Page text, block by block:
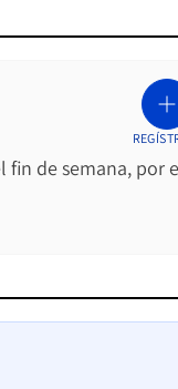
fin de semana, por